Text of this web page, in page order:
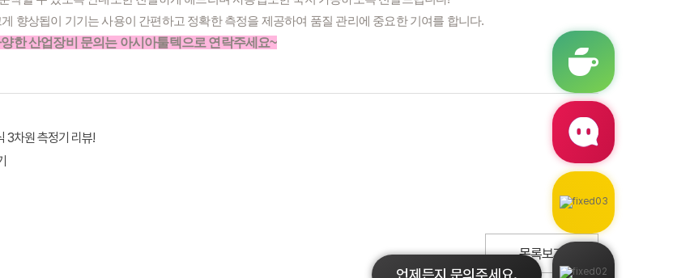
향상됩이 기기는 사용이 간편하고 정확한 측정을 제공하여 품질 관리에 중요한 기여를 합니다.
한 산업장비 문의는 아시아툴텍으로 연락주세요~
차원 측정기 리뷰!
목록보기
언제든지 문의주세요.